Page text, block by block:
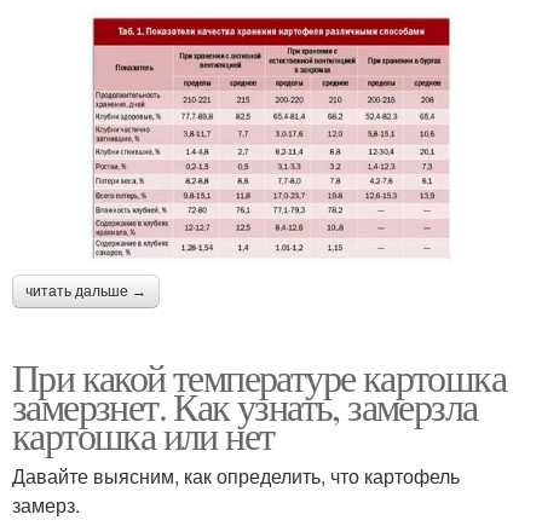
читать дальше →
При какой температуре картошка
замерзнет. Как узнать, замерзла
картошка или нет
Давайте выясним, как определить, что картофель
замерз.